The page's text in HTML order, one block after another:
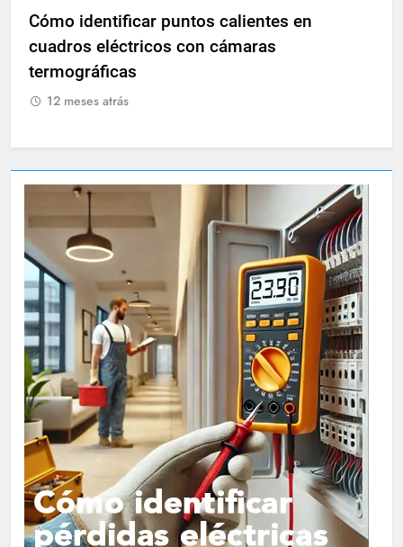
Cómo identificar puntos calientes en
cuadros eléctricos con cámaras
termográficas
12 meses atrás